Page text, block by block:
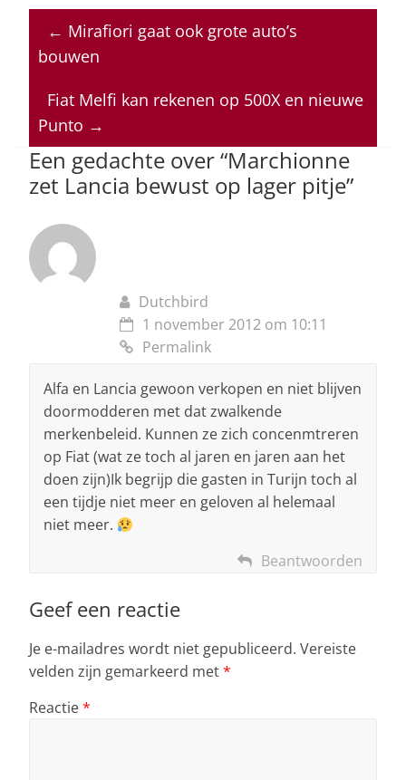
at
s
p
p
c
e
o
o
k
k
e
n
re
a
s
ai
l
← Mirafiori gaat ook grote auto’s
bouwen
Fiat Melfi kan rekenen op 500X en nieuwe
Punto →
Een gedachte over “Marchionne
zet Lancia bewust op lager pitje”
Dutchbird
1 november 2012 om 10:11
Permalink
Alfa en Lancia gewoon verkopen en niet blijven
doormodderen met dat zwalkende
merkenbeleid. Kunnen ze zich concenmtreren
op Fiat (wat ze toch al jaren en jaren aan het
doen zijn)Ik begrijp die gasten in Turijn toch al
een tijdje niet meer en geloven al helemaal
niet meer.
Beantwoorden
Geef een reactie
Je e-mailadres wordt niet gepubliceerd. Vereiste
velden zijn gemarkeerd met*
Reactie*